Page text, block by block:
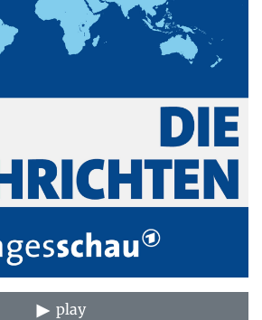
play